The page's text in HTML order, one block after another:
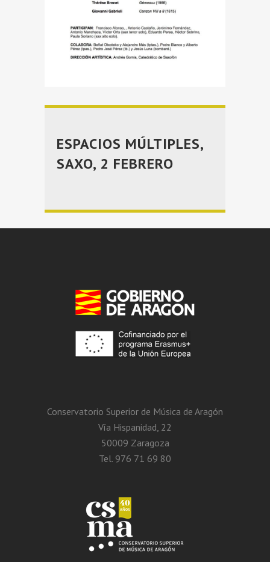
ESPACIOS MÚLTIPLES,
SAXO, 2 FEBRERO
Conservatorio Superior de Música de Aragón
Vía Hispanidad, 22
50009 Zaragoza
Tel. 976 71 69 80